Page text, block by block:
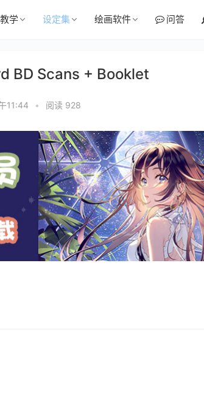
学 设定集 绘画软件 问答
BD Scans + Booklet
11:44 • 阅读 928